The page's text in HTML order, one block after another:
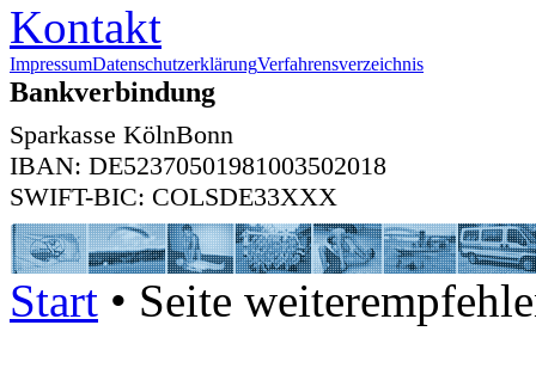
Kontakt
ImpressumDatenschutzerklärungVerfahrensverzeichnis
Bankverbindung
Sparkasse KölnBonn
IBAN: DE52370501981003502018
SWIFT-BIC: COLSDE33XXX
Start • Seite